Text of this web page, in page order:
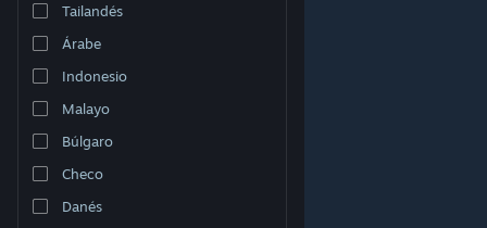
Tailandés
Árabe
Indonesio
Malayo
Búlgaro
Checo
Danés